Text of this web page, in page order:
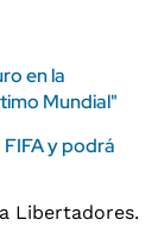
en la
Mundial"
y podrá